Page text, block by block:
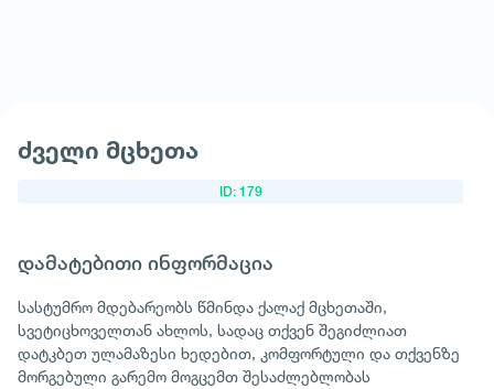
ძველი მცხეთა
ID: 179
დამატებითი ინფორმაცია
სასტუმრო მდებარეობს წმინდა ქალაქ მცხეთაში,
სვეტიცხოველთან ახლოს, სადაც თქვენ შეგიძლიათ
დატკბეთ ულამაზესი ხედებით, კომფორტული და თქვენზე
მორგებული გარემო მოგცემთ შესაძლებლობას